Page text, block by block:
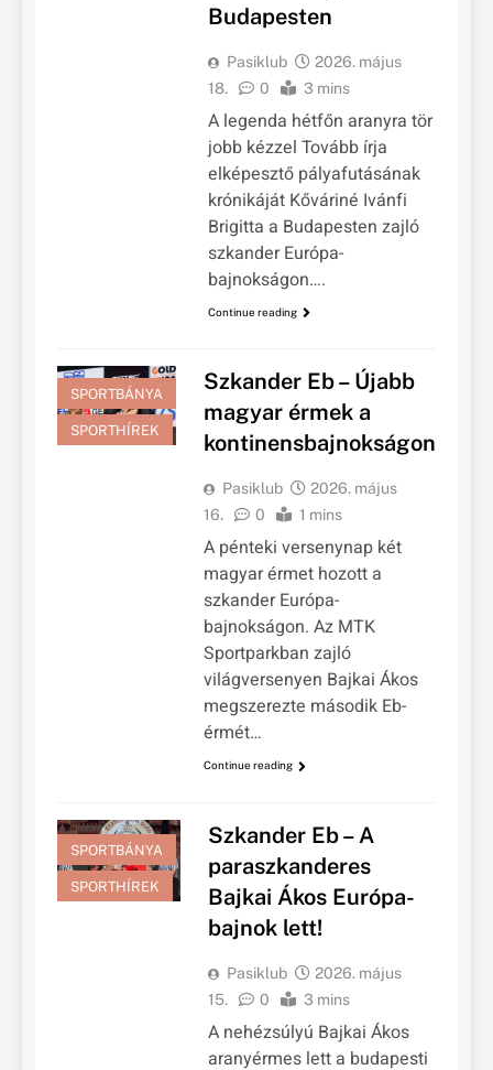
Budapesten
Pasiklub
2026. május
18.
0 3 mins
A legenda hétfőn aranyra tör
jobb kézzel Tovább írja
elképesztő pályafutásának
krónikáját Kőváriné Ivánfi
Brigitta a Budapesten zajló
szkander Európa-
bajnokságon….
Continue reading
SPORTBÁNYA
SPORTHÍREK
Szkander Eb – Újabb
magyar érmek a
kontinensbajnokságon
Pasiklub
2026. május
16.
0 1 mins
A pénteki versenynap két
magyar érmet hozott a
szkander Európa-
bajnokságon. Az MTK
Sportparkban zajló
világversenyen Bajkai Ákos
megszerezte második Eb-
érmét…
Continue reading
SPORTBÁNYA
SPORTHÍREK
Szkander Eb – A
paraszkanderes
Bajkai Ákos Európa-
bajnok lett!
Pasiklub
2026. május
15.
0 3 mins
A nehézsúlyú Bajkai Ákos
aranyérmes lett a budapesti